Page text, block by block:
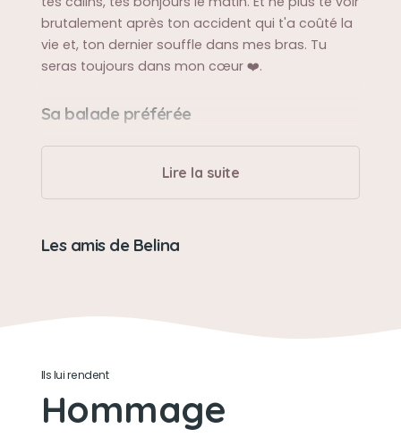
brutalement après ton accident qui t'a coûté la
vie et, ton dernier souffle dans mes bras. Tu
seras toujours dans mon cœur ❤️.
Sa balade préférée
Elle adorait le lac de Vère/Gresigne.
Sa bêtise préférée
Manger les crottes du chat.
Elle n'était pas très sociable, mais elle était très
Son canard en peluche.
Lire la suite
Les amis de Belina
Ils lui rendent
Hommage